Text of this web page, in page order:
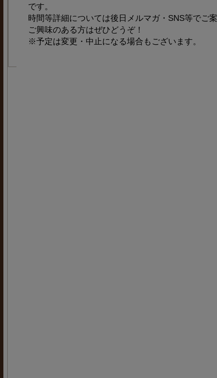
です。
時間等詳細については後日メルマガ・SNS等でご
ご興味のある方はぜひどうぞ！
※予定は変更・中止になる場合もございます。